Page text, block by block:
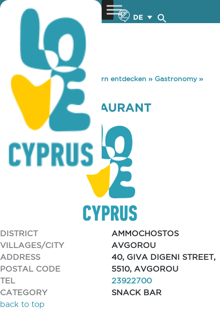
DE
You are here: Home »Zypern entdecken » Gastronomy»
MUNCHIES RESTAURANT
MUNCHIES RESTAURANT
DISTRICT
AMMOCHOSTOS
VILLAGES/CITY
AVGOROU
ADDRESS
40, GIVA DIGENI STREET,
POSTAL CODE
5510, AVGOROU
TEL
23922700
CATEGORY
SNACK BAR
back to top